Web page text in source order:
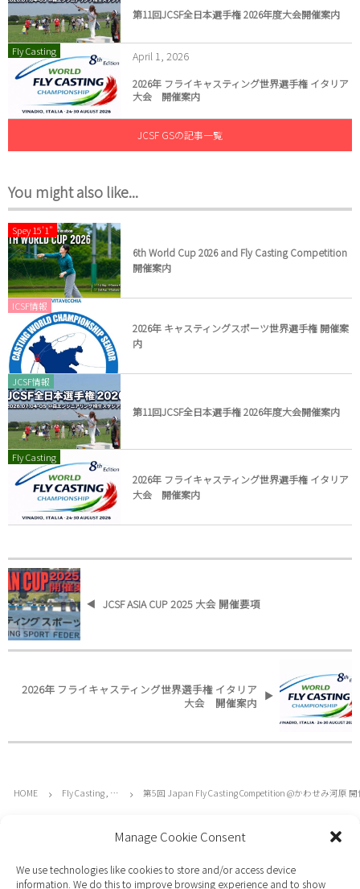
Manage Cookie Consent
We use technologies like cookies to store and/or access device
information. We do this to improve browsing experience and to show
第11回JCSF全日本選手権 2026年度大会開催案内
Fly Casting April 1 2026
2026年 フライキャスティング世界選手権 イタリア
大会 開催案内
JCSF GSの記事一覧
You might also like...
Spey 15'1"
6th World Cup 2026 and Fly Casting Competition
開催案内
ICSF情報
2026年 キャスティングスポーツ世界選手権 開催案
内
JCSF情報
第11回JCSF全日本選手権 2026年度大会開催案内
Fly Casting
2026年 フライキャスティング世界選手権 イタリア
大会 開催案内
JCSF ASIA CUP 2025 大会 開催要項
2026年 フライキャスティング世界選手権 イタリア
大会 開催案内
HOME Fly Casting , … 第5回 Japan Fly Casting Competition @かわせみ河原
TOP